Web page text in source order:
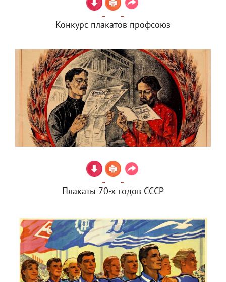
Конкурс плакатов профсоюз
Плакаты 70-х годов СССР